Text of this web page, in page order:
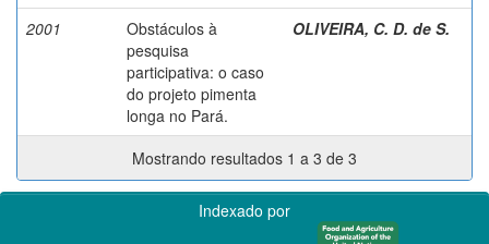
2001
Obstáculos à
pesquisa
participativa: o caso
do projeto pimenta
longa no Pará.
OLIVEIRA, C. D. de S.
Mostrando resultados 1 a 3 de 3
Indexado por